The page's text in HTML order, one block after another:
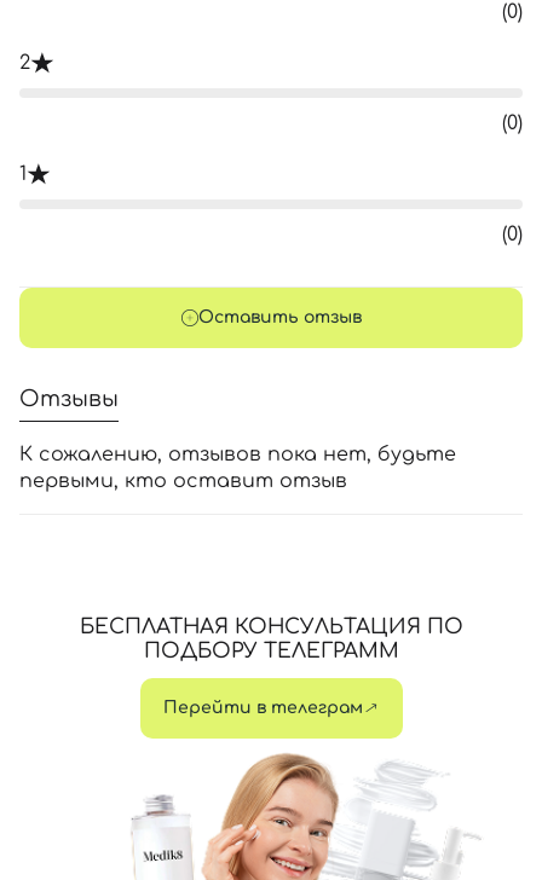
(0)
2
(0)
1
(0)
Оставить отзыв
Отзывы
К сожалению, отзывов пока нет, будьте
первыми, кто оставит отзыв
БЕСПЛАТНАЯ КОНСУЛЬТАЦИЯ ПО
ПОДБОРУ ТЕЛЕГРАММ
Перейти в телеграм